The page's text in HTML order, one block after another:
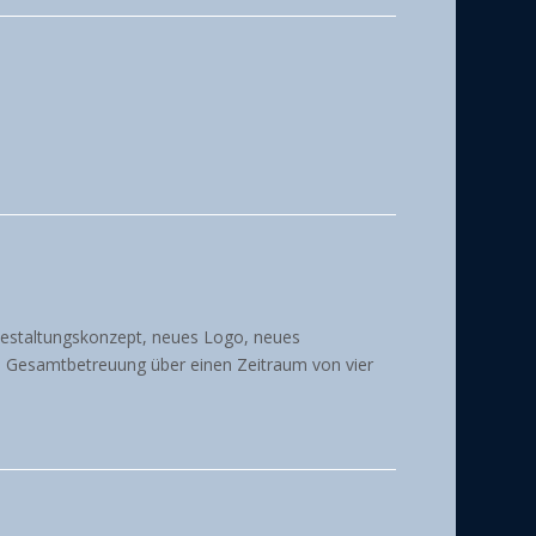
neues Logo, neues
über einen Zeitraum von vier